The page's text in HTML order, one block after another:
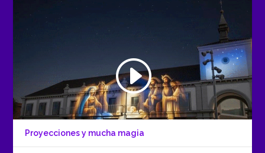
Proyecciones y mucha magia